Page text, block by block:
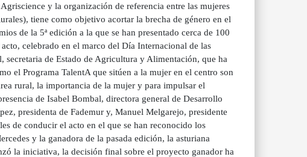
y la organización de referencia entre las mujeres
tiene como objetivo acortar la brecha de género en el
de la 5ª edición a la que se han presentado cerca de 100
celebrado en el marco del Día Internacional de las
de Estado de Agricultura y Alimentación, que ha
el Programa TalentA que sitúen a la mujer en el centro son
rural, la importancia de la mujer y para impulsar el
de Isabel Bombal, directora general de Desarrollo
presidenta de Fademur y, Manuel Melgarejo, presidente
de conducir el acto en el que se han reconocido los
y la ganadora de la pasada edición, la asturiana
la iniciativa, la decisión final sobre el proyecto ganador ha